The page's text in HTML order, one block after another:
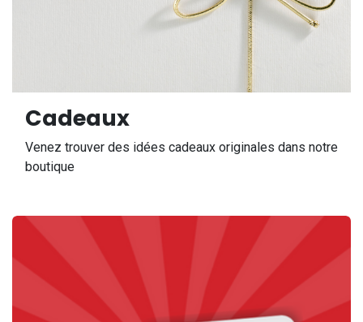
Cadeaux
Venez trouver des idées cadeaux originales dans notre
boutique